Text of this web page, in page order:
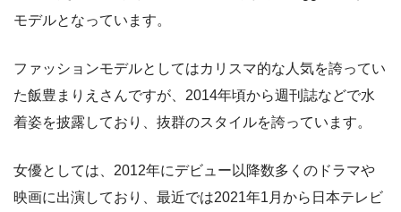
モデルとなっています。
ファッションモデルとしてはカリスマ的な人気を誇ってい
た飯豊まりえさんですが、2014年頃から週刊誌などで水
着姿を披露しており、抜群のスタイルを誇っています。
女優としては、2012年にデビュー以降数多くのドラマや
映画に出演しており、最近では2021年1月から日本テレビ